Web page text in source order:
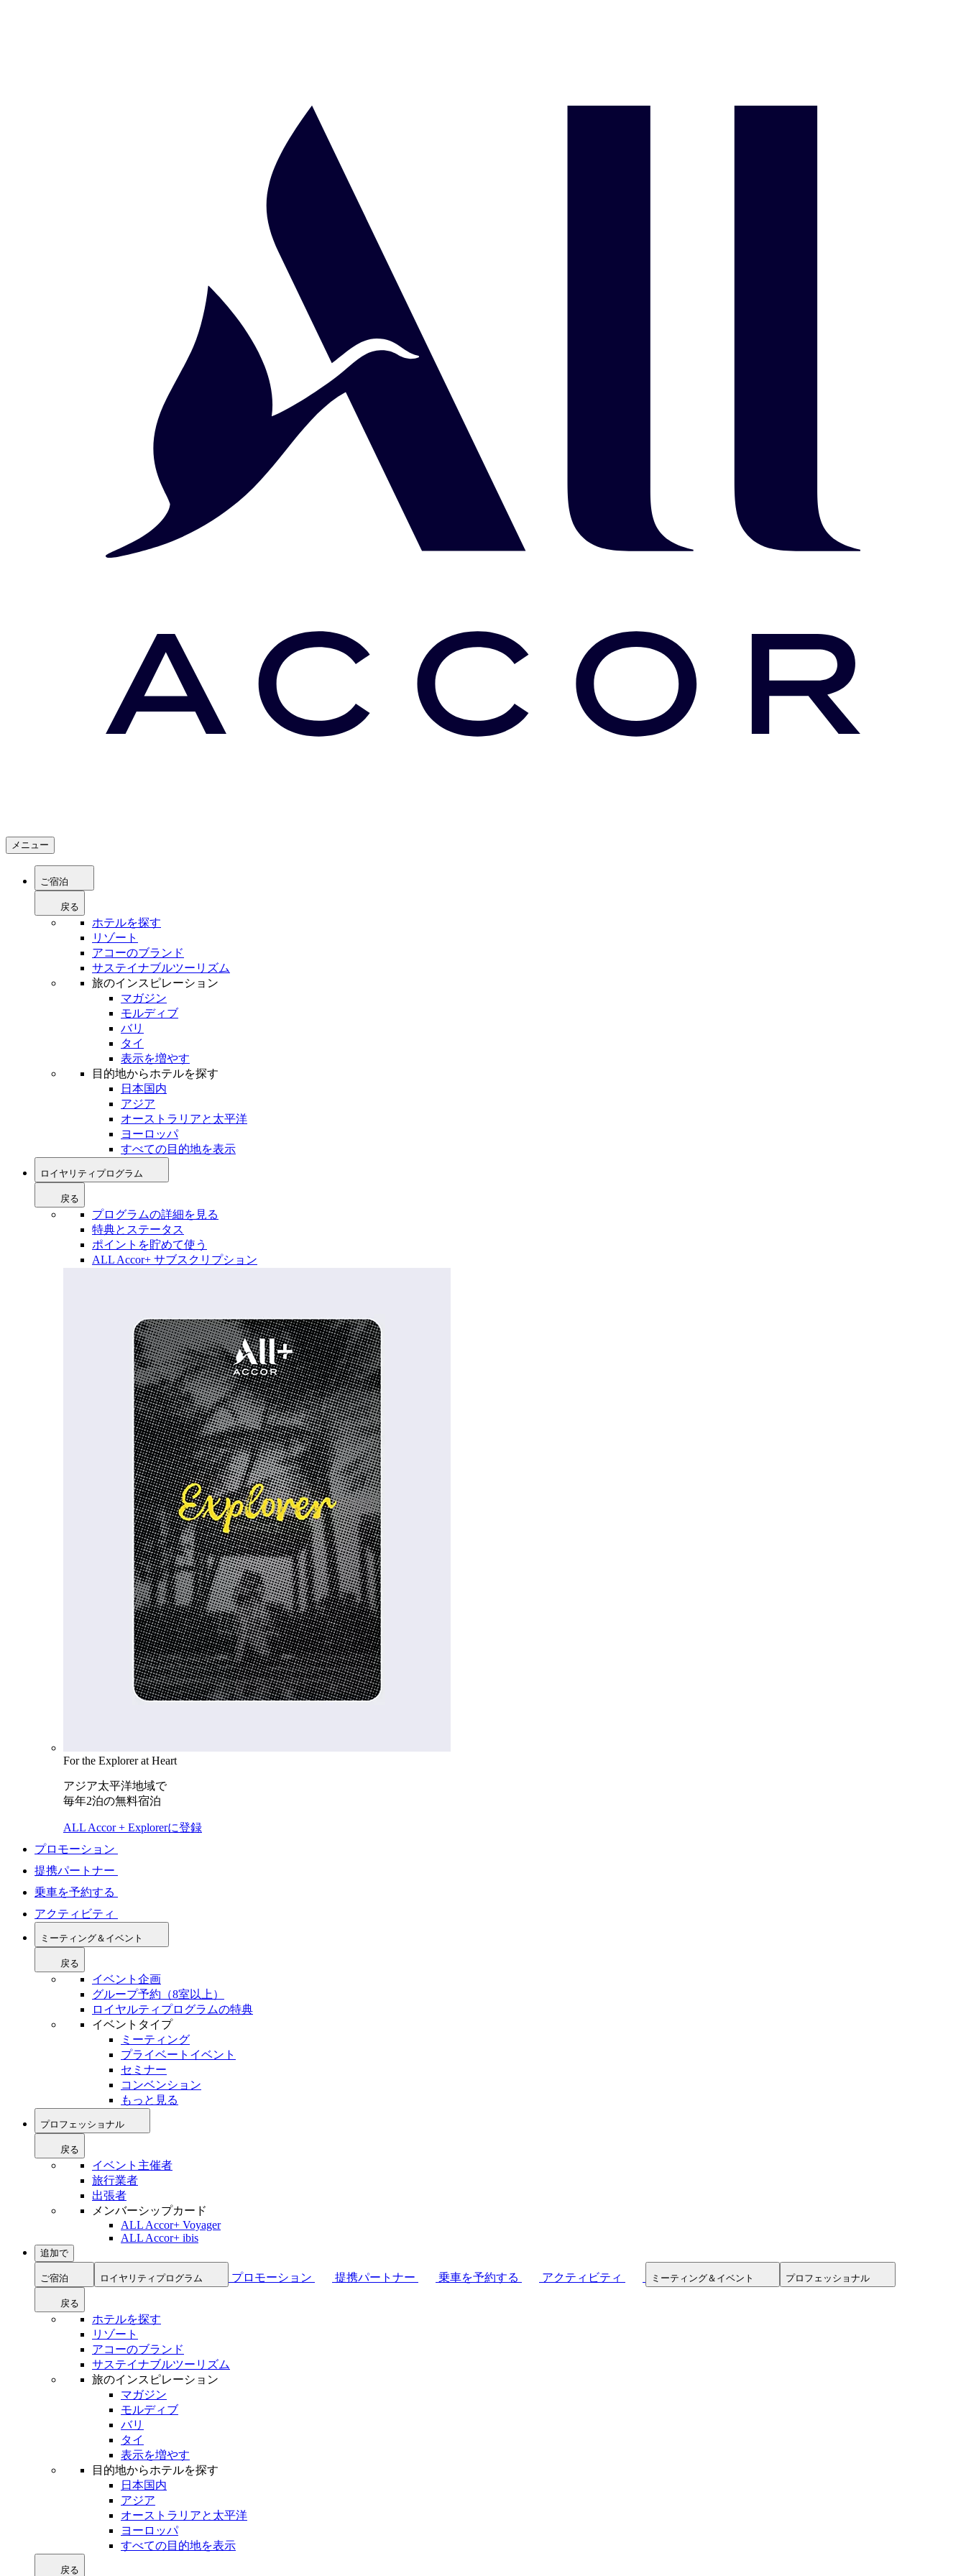
メニュー
ご宿泊
戻る
ホテルを探す
リゾート
アコーのブランド
サステイナブルツーリズム
旅のインスピレーション
マガジン
モルディブ
バリ
タイ
表示を増やす
目的地からホテルを探す
日本国内
アジア
オーストラリアと太平洋
ヨーロッパ
すべての目的地を表示
ロイヤリティプログラム
戻る
プログラムの詳細を見る
特典とステータス
ポイントを貯めて使う
ALL Accor+ サブスクリプション
For the Explorer at Heart
アジア太平洋地域で
毎年2泊の無料宿泊
ALL Accor + Explorerに登録
プロモーション
提携パートナー
乗車を予約する
アクティビティ
ミーティング＆イベント
戻る
イベント企画
グループ予約（8室以上）
ロイヤルティプログラムの特典
イベントタイプ
ミーティング
プライベートイベント
セミナー
コンベンション
もっと見る
プロフェッショナル
戻る
イベント主催者
旅行業者
出張者
メンバーシップカード
ALL Accor+ Voyager
ALL Accor+ ibis
追加で
ご宿泊 ロイヤリティプログラム プロモーション 提携パートナー 乗車を予約する アクティビティ ミーティング＆イベント プロフェッショナル
戻る
ホテルを探す
リゾート
アコーのブランド
サステイナブルツーリズム
旅のインスピレーション
マガジン
モルディブ
バリ
タイ
表示を増やす
目的地からホテルを探す
日本国内
アジア
オーストラリアと太平洋
ヨーロッパ
すべての目的地を表示
戻る